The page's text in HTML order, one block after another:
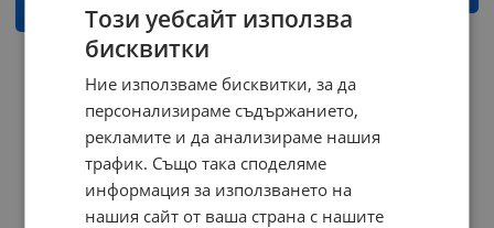
КУПИ
Този уебсайт използва
бисквитки
Ние използваме бисквитки, за да
персонализираме съдържанието,
рекламите и да анализираме нашия
трафик. Също така споделяме
информация за използването на
нашия сайт от ваша страна с нашите